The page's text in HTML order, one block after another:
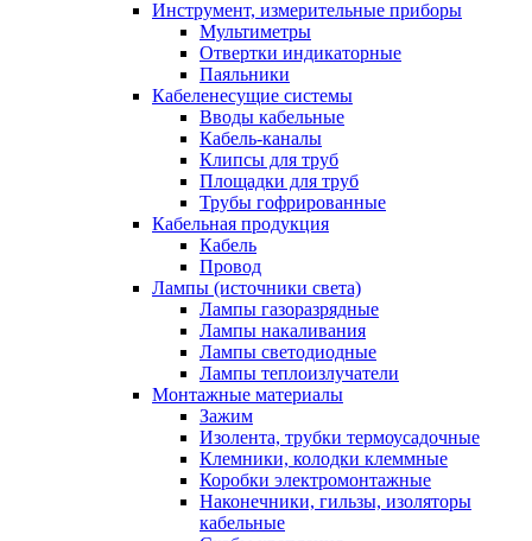
Инструмент, измерительные приборы
Мультиметры
Отвертки индикаторные
Паяльники
Кабеленесущие системы
Вводы кабельные
Кабель-каналы
Клипсы для труб
Площадки для труб
Трубы гофрированные
Кабельная продукция
Кабель
Провод
Лампы (источники света)
Лампы газоразрядные
Лампы накаливания
Лампы светодиодные
Лампы теплоизлучатели
Монтажные материалы
Зажим
Изолента, трубки термоусадочные
Клемники, колодки клеммные
Коробки электромонтажные
Наконечники, гильзы, изоляторы
кабельные